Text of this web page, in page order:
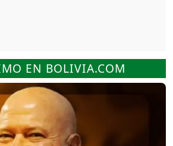
EN BOLIVIA.COM